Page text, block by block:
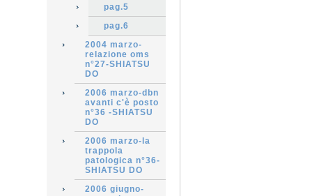
pag.5
pag.6
2004 marzo-
relazione oms
n°27-SHIATSU
DO
2006 marzo-dbn
avanti c'è posto
n°36 -SHIATSU
DO
2006 marzo-la
trappola
patologica n°36-
SHIATSU DO
2006 giugno-